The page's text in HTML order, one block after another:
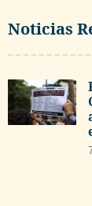
Noticias